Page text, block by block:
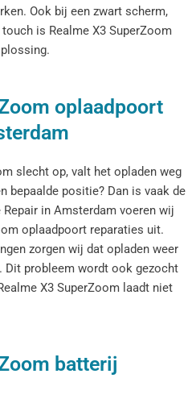
Ook bij een zwart scherm,
is Realme X3 SuperZoom
oplaadpoort
slecht op, valt het opladen weg
bepaalde positie? Dan is vaak de
in Amsterdam voeren wij
oplaadpoort reparaties uit.
zorgen wij dat opladen weer
Dit probleem wordt ook gezocht
X3 SuperZoom laadt niet
batterij